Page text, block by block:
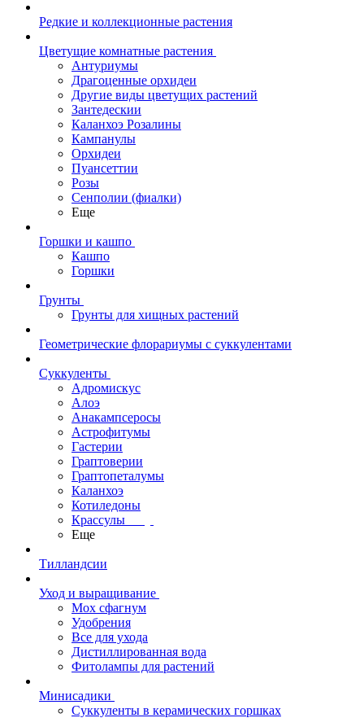
Редкие и коллекционные растения
Цветущие комнатные растения
Антуриумы
Драгоценные орхидеи
Другие виды цветущих растений
Зантедескии
Каланхоэ Розалины
Кампанулы
Орхидеи
Пуансеттии
Розы
Сенполии (фиалки)
Еще
Горшки и кашпо
Кашпо
Горшки
Грунты
Грунты для хищных растений
Геометрические флорариумы с суккулентами
Суккуленты
Адромискус
Алоэ
Анакампсеросы
Астрофитумы
Гастерии
Граптоверии
Граптопеталумы
Каланхоэ
Котиледоны
Крассулы
Еще
Тилландсии
Уход и выращивание
Мох сфагнум
Удобрения
Все для ухода
Дистиллированная вода
Фитолампы для растений
Минисадики
Суккуленты в керамических горшках